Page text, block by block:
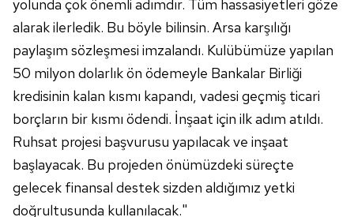
yolunda çok önemli adımdır. Tüm hassasiyetleri göze
alarak ilerledik. Bu böyle bilinsin. Arsa karşılığı
paylaşım sözleşmesi imzalandı. Kulübümüze yapılan
50 milyon dolarlık ön ödemeyle Bankalar Birliği
kredisinin kalan kısmı kapandı, vadesi geçmiş ticari
borçların bir kısmı ödendi. İnşaat için ilk adım atıldı.
Ruhsat projesi başvurusu yapılacak ve inşaat
başlayacak. Bu projeden önümüzdeki süreçte
gelecek finansal destek sizden aldığımız yetki
doğrultusunda kullanılacak."